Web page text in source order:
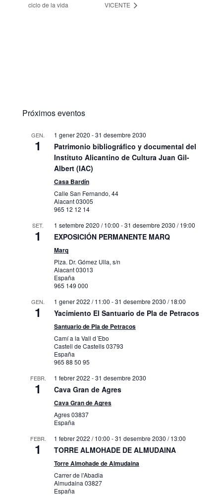
ciclo de la vida
VICENTE
Próximos eventos
GEN.
1
1 gener 2020 -31 desembre 2030
Patrimonio bibliográfico y documental del
Instituto Alicantino de Cultura Juan Gil-
Albert (IAC)
Casa Bardín
Calle San Fernando, 44
Alacant03005
965 12 12 14
SET.
1
1 setembre 2020 / 10:00 -31 desembre 2030 / 19:00
EXPOSICIÓN PERMANENTE MARQ
Marq
Plza. Dr. Gómez Ulla, s/n
Alacant03013
España
965 149 000
GEN.
1
1 gener 2022 / 11:00 -31 desembre 2030 / 18:00
Yacimiento El Santuario de Pla de Petracos
Santuario de Pla de Petracos
Camí a la Vall d´Ebo
Castell de Castells03793
España
965 88 50 95
FEBR.
1
1 febrer 2022 -31 desembre 2030
Cava Gran de Agres
Cava Gran de Agres
Agres03837
España
FEBR.
1
1 febrer 2022 / 10:00 -31 desembre 2030 / 13:00
TORRE ALMOHADE DE ALMUDAINA
Torre Almohade de Almudaina
Carrer de l'Abadia
Almudaina 03827
España